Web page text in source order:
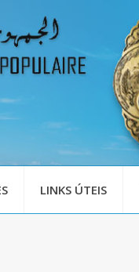
LINKS ÚTEIS